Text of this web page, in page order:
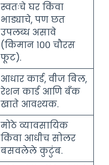
स्वतःचे घर किंवा
भाड्याचे, पण छत
उपलब्ध असावे
(किमान १०० चौरस
फूट).
आधार कार्ड, वीज बिल,
रेशन कार्ड आणि बँक
खाते आवश्यक.
मोठे व्यावसायिक
किंवा आधीच सोलर
बसवलेले कुटुंब.